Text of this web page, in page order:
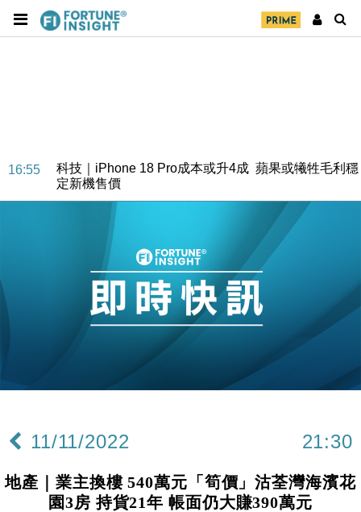
16:55
科技｜iPhone 18 Pro成本或升4成 蘋果或犧牲毛利穩
定新機售價
本地｜香港迪拜下月10日合辦氣候金融會議
財經｜大摩削老鋪黃金目標價至505元 惟維持「增
本地｜華嫂冰室太子店涉提供失實資料 遭禁申請輸入
勞工一年
12:11
中國｜強颱風「白海豚」殘渦北上 上海取消逾900班
財經｜華僑銀行上半年淨利創新高 中期息增15%至
16:47
本地｜假冒內地執法人員要求交「保證金」 43歲女子
16:05
財經｜日經失守6.5萬點後回穩 全周仍升近2%
11/11/2022 21:30
地產｜業主換樓 540萬元「筍價」沽荃灣海濱花
園3房 持貨21年 帳面仍大賺390萬元